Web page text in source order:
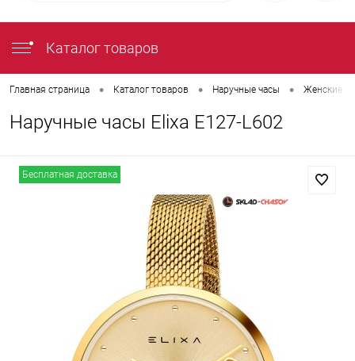
Каталог товаров
Главная страница • Каталог товаров • Наручные часы • Женские
Наручные часы Elixa E127-L602
Бесплатная доставка